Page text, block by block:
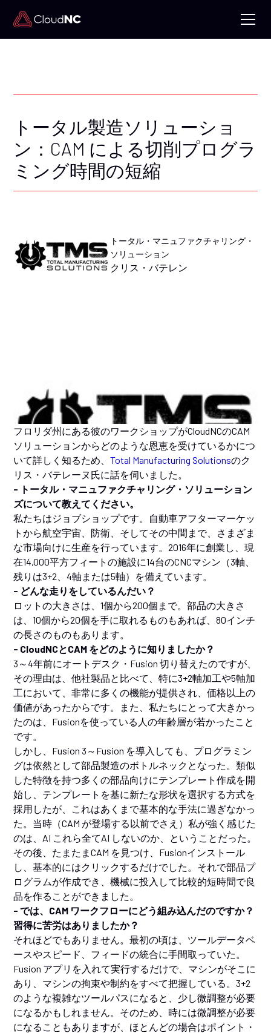
トータル製造ソリューショ
ン：CAM による切削プログラ
ミング時間の短縮
トータル・マニュファクチャリング・
ソリューション
クリス・バテレン
フロリダ州にある彼のワークショップがCloudNCのCAM
ソリューションからどのような恩恵を受けているかにつ
いて詳しく知るため、Total Manufacturing Solutionsのク
リス・バテレーヌ氏に話を伺いました。
- トータル・マニュファクチャリング・ソリューション
ズについて教えてください。
私たちはジョブショップです。自動車アフターマーケッ
トから航空宇宙、防衛、そしてその中間まで、さまざま
な市場向けに生産を行っています。2016年に創業し、現
在14,000平方フィートの施設に14台のCNCマシン（3軸、
残りは3+2、4軸または5軸）を備えています。
- どんな走りをしているんだい？
ロットの大きさは、1個から200個まで。部品の大きさ
は、10個から20個を手に取れるものもあれば、80インチ
の長さのものもあります。
- CloudNCとCAM をどのように知りましたか？
3～4年前にオートデスク・Fusion 切り替えたのですが、
その理由は、他社製品と比べて、特に3+2軸加工や5軸加
工において、非常に多くの機能が提供され、価格以上の
価値があったからです。また、私たちにとって大きかっ
たのは、Fusionを使っている人の年齢層が若かったこと
です。
しかし、Fusion 3～Fusion を導入しても、プログラミン
グは依然として部品製造のボトルネックとなった。類似
した特徴を持つ多くの部品向けにテンプレート作成を開
始し、テンプレートを基に新たな形状を選択する方式を
採用したが、これはあくまで基本的な手法に過ぎなかっ
た。当時（CAM が登場する以前でさえ）私が強く感じた
のは、AI これら全てAI しないのか、ということだった。
その後、たまたまCAM を見つけ、Fusionインストール
し、基本的にはクリックするだけでした。それで部品プ
ログラムが作成でき、機械に投入して比較的短時間で良
品を作ることができました。
- では、CAM ワークフローにどう組み込んだのですか？
習得に苦労はありましたか？
それほどでもありません。最初の頃は、ツールデータベ
ースやスピード、フィードの統合に手間取っていた。
Fusion アプリを入れて実行するだけで、マシンがそこに
あり、マシンの拘束や制約をすべて把握している。3+2
のような複雑なツールパスになると、少し微調整が必要
になるかもしれません。そのため、時には微調整が必要
になることもありますが、ほとんどの場合はポイント・